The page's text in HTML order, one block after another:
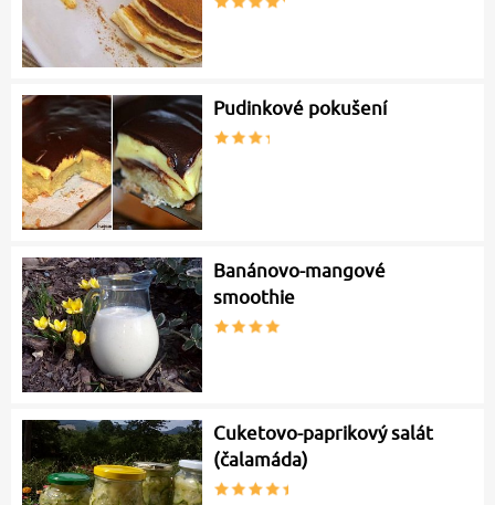
Pudinkové pokušení
Banánovo-mangové
smoothie
Cuketovo-paprikový salát
(čalamáda)